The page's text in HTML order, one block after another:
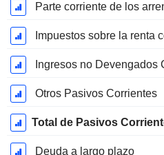
Parte corriente de los
Impuestos sobre la renta
Ingresos no Devengados
Otros Pasivos Corrientes
Total de Pasivos
Deuda a largo plazo